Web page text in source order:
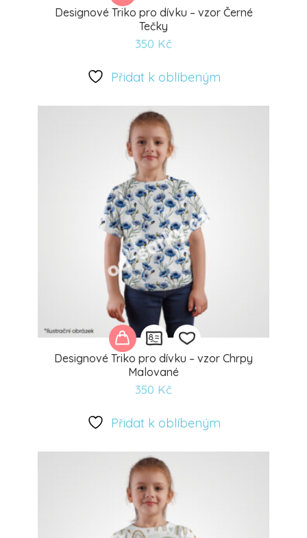
Designové Triko pro dívku – vzor Černé
Tečky
350 Kč
k
oblíbeným
Přidat k oblíbeným
Designové Triko pro dívku – vzor Chrpy
Malované
350 Kč
k
oblíbeným
Přidat k oblíbeným